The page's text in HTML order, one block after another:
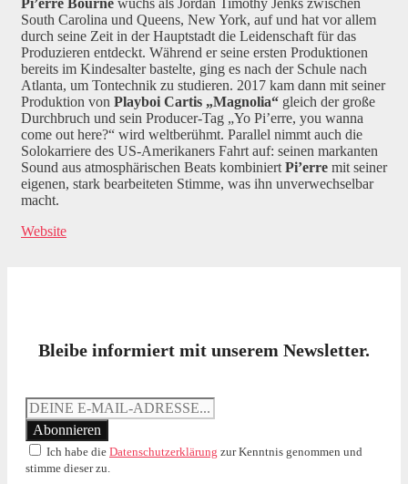
Pi’erre Bourne wuchs als Jordan Timothy Jenks zwischen
South Carolina und Queens, New York, auf und hat vor allem
durch seine Zeit in der Hauptstadt die Leidenschaft für das
Produzieren entdeckt. Während er seine ersten Produktionen
bereits im Kindesalter bastelte, ging es nach der Schule nach
Atlanta, um Tontechnik zu studieren. 2017 kam dann mit seiner
Produktion von Playboi Cartis „Magnolia“ gleich der große
Durchbruch und sein Producer-Tag „Yo Pi’erre, you wanna
come out here?“ wird weltberühmt. Parallel nimmt auch die
Solokarriere des US-Amerikaners Fahrt auf: seinen markanten
Sound aus atmosphärischen Beats kombiniert Pi’erre mit seiner
eigenen, stark bearbeiteten Stimme, was ihn unverwechselbar
macht.
Website
Bleibe informiert mit unserem Newsletter.
Ich habe die Datenschutzerklärung zur Kenntnis genommen und
stimme dieser zu.